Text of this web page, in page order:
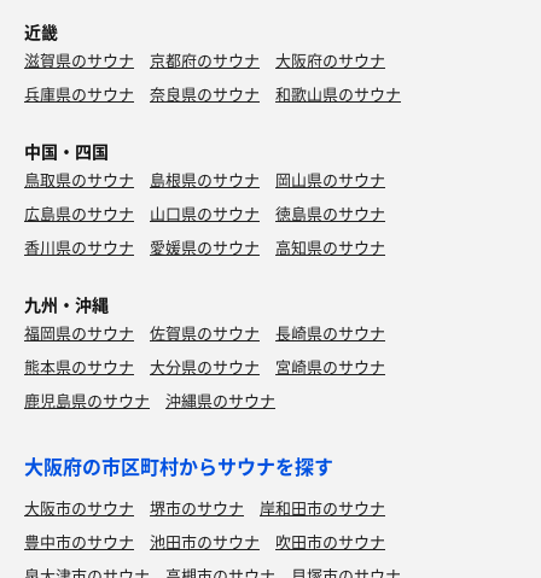
近畿
滋賀県のサウナ 京都府のサウナ
大阪府のサウナ
兵庫県のサウナ
奈良県のサウナ 和歌山県のサウナ
中国・四国
鳥取県のサウナ 島根県のサウナ
岡山県のサウナ
広島県のサウナ
山口県のサウナ
徳島県のサウナ
香川県のサウナ
愛媛県のサウナ 高知県のサウナ
九州・沖縄
福岡県のサウナ 佐賀県のサウナ
長崎県のサウナ
熊本県のサウナ
大分県のサウナ
宮崎県のサウナ
鹿児島県のサウナ
沖縄県のサウナ
大阪府の市区町村からサウナを探す
大阪市のサウナ 堺市のサウナ
岸和田市のサウナ
豊中市のサウナ
池田市のサウナ
吹田市のサウナ